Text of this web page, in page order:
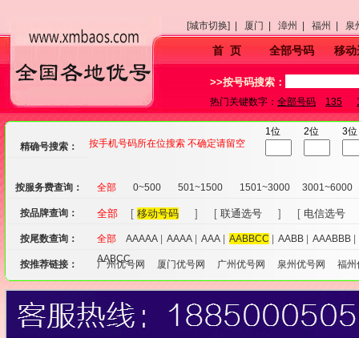
[城市切换] | 厦门 | 漳州 | 福州 |
首 页 全部号码 移动
>>按号码搜索：
热门关键数字： 全部号码 135
精确号搜索： 按手机号码所在位搜索 不确定请留空
1位 2位 3位
按服务费查询： 全部 0~500 501~1500 1501~3000 3001~6000
按品牌查询： 全部 [ 移动号码 ] [ 联通选号 ] [ 电信选号
按尾数查询： 全部 AAAAA AAAA AAA AABBCC AABB AAABBB
AABCC
按推荐链接： 广州优号网 厦门优号网 广州优号网 泉州优号网 福州